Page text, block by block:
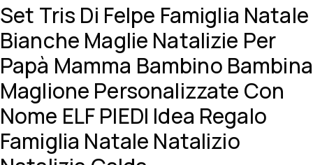
Set Tris Di Felpe Famiglia Natale
Bianche Maglie Natalizie Per
Papà Mamma Bambino Bambina
Maglione Personalizzate Con
Nome ELF PIEDI Idea Regalo
Famiglia Natale Natalizio